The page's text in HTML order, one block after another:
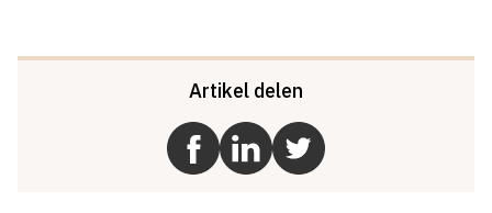
Artikel delen